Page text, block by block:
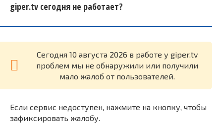
giper.tv сегодня не работает?
Cегодня 10 августа 2026 в работе у giper.tv
проблем мы не обнаружили или получили
мало жалоб от пользователей.
Если сервис недоступен, нажмите на кнопку, чтобы
зафиксировать жалобу.